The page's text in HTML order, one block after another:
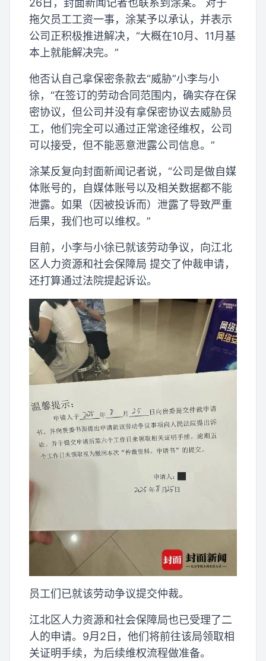
26日，封面新闻记者也联系到涂某。 对于
拖欠员工工资一事，涂某予以承认，并表示
公司正积极推进解决，“大概在10月、11月基
本上就能解决完。”
他否认自己拿保密条款去“威胁”小李与小
徐，“在签订的劳动合同范围内，确实存在保
密协议，但公司并没有拿保密协议去威胁员
工，他们完全可以通过正常途径维权，公司
可以接受，但不能恶意泄露公司信息。”
涂某反复向封面新闻记者说，“公司是做自媒
体账号的，自媒体账号以及相关数据都不能
泄露。如果（因被投诉而）泄露了导致严重
后果，我们也可以维权。”
目前，小李与小徐已就该劳动争议，向江北
区人力资源和社会保障局 提交了仲裁申请，
还打算通过法院提起诉讼。
员工们已就该劳动争议提交仲裁。
江北区人力资源和社会保障局也已受理了二
人的申请。9月2日，他们将前往该局领取相
关证明手续，为后续维权流程做准备。